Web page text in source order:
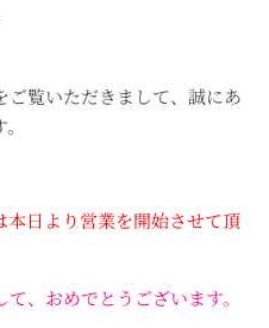
覧いただきまして、誠にあ
本日より営業を開始させて頂
、おめでとうございます。